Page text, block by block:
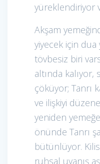
yüreklendiriyor
Akşam
yiyecek için
tövbesiz biri
altında kalıyor,
çöküyor; Tanrı
ve ilişkiyi
yeniden
önünde Tanrı
bütünlüyor.
ruhsal uyanış